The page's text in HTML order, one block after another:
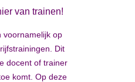
van trainen!
voornamelijk op
Dit
docent of trainer
komt. Op deze